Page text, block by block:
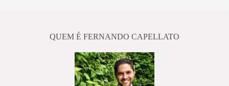
QUEM É FERNANDO CAPELLATO